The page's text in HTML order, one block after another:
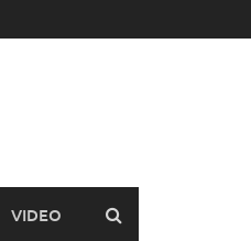
VIDEO